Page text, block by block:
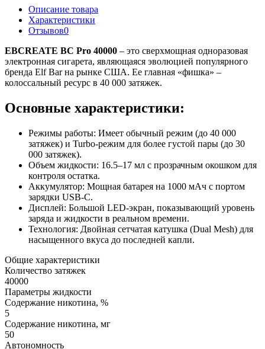
Описание товара
Характеристики
Отзывов0
EBCREATE BC Pro 40000 – это сверхмощная одноразовая
электронная сигарета, являющаяся эволюцией популярного
бренда Elf Bar на рынке США. Ее главная «фишка» –
колоссальный ресурс в 40 000 затяжек.
Основные характеристики:
Режимы работы: Имеет обычный режим (до 40 000
затяжек) и Turbo-режим для более густой пары (до 30
000 затяжек).
Объем жидкости: 16.5–17 мл с прозрачным окошком для
контроля остатка.
Аккумулятор: Мощная батарея на 1000 мАч с портом
зарядки USB-C.
Дисплей: Большой LED-экран, показывающий уровень
заряда и жидкости в реальном времени.
Технология: Двойная сетчатая катушка (Dual Mesh) для
насыщенного вкуса до последней капли.
Общие характеристики
Количество затяжек
40000
Параметры жидкости
Содержание никотина, %
5
Содержание никотина, мг
50
Автономность